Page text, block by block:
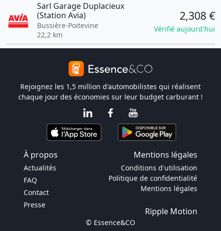
Sarl Garage Duplacieux
(Station Avia)
Bussière-Poitevine
22,2 km
2,308 €
Vérifié aujourd'hui
Rejoignez les 1,5 million d'automobilistes qui réalisent
chaque jour des économies sur leur budget carburant !
À propos Mentions légales
Actualités
FAQ
Contact
Presse
Conditions d'utilisation
Politique de confidentialité
Mentions légales
Ripple Motion
© Essence&CO